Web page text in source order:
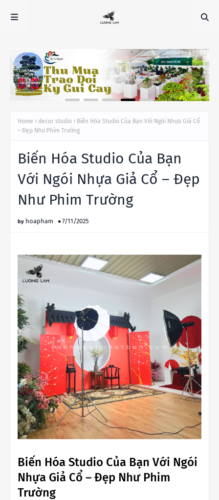
Home decor studio
Biến Hóa Studio Của Bạn Với Ngói Nhựa Giả Cổ
– Đẹp Như Phim Trường
Biến Hóa Studio Của Bạn
Với Ngói Nhựa Giả Cổ – Đẹp
Như Phim Trường
hoapham 7/11/2025
Biến Hóa Studio Của Bạn Với Ngói
Nhựa Giả Cổ – Đẹp Như Phim
Trường